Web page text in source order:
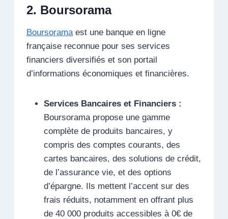
2. Boursorama
Boursoramaest une banque en ligne
française reconnue pour ses services
financiers diversifiés et son portail
d’informations économiques et financières.
Services Bancaires et Financiers :
Boursorama propose une gamme
complète de produits bancaires, y
compris des comptes courants, des
cartes bancaires, des solutions de crédit,
de l’assurance vie, et des options
d’épargne. Ils mettent l’accent sur des
frais réduits, notamment en offrant plus
de 40 000 produits accessibles à 0€ de